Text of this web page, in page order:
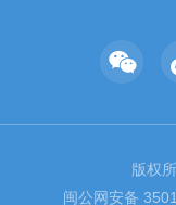
版权
闽公网安备